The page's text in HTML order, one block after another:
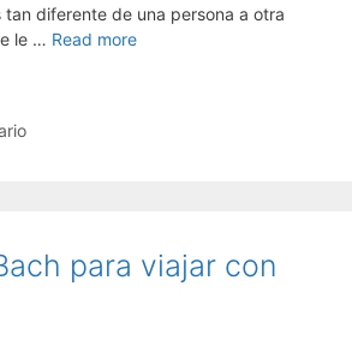
diferente de una persona a otra
le … Read more
para viajar con